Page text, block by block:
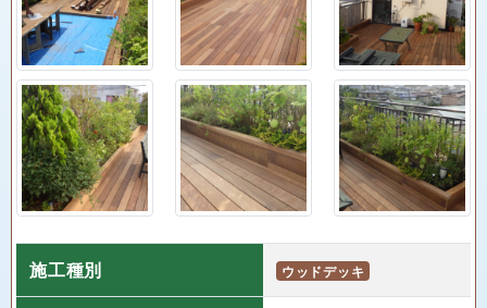
施工種別 ウッドデッキ